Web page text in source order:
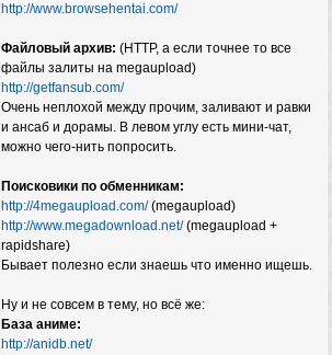
http://www.browsehentai.com/
Файловый архив: (HTTP, а если точнее то все
файлы залиты на megaupload)
http://getfansub.com/
Очень неплохой между прочим, заливают и равки
и ансаб и дорамы. В левом углу есть мини-чат,
можно чего-нить попросить.
Поисковики по обменникам:
http://4megaupload.com/(megaupload)
http://www.megadownload.net/(megaupload +
rapidshare)
Бывает полезно если знаешь что именно ищешь.
Ну и не совсем в тему, но всё же:
База аниме:
http://anidb.net/